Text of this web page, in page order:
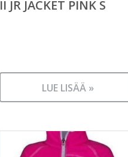
II JR JACKET PINK S
LUE LISÄÄ »